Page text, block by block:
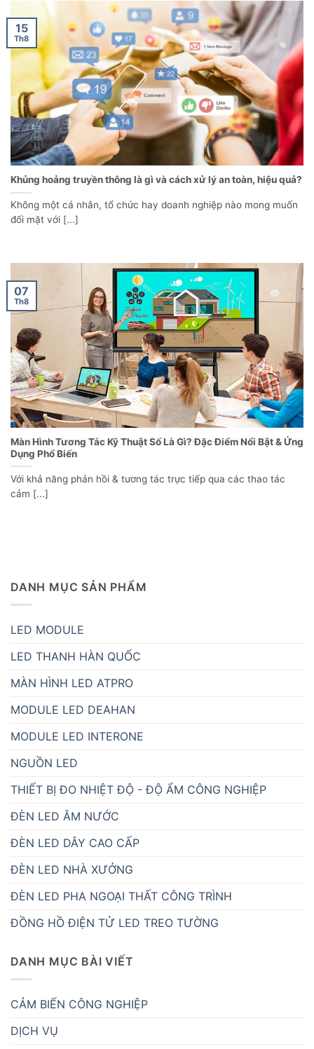
Khủng hoảng truyền thông là gì và cách xử lý an toàn, hiệu quả?
Không một cá nhân, tổ chức hay doanh nghiệp nào mong muốn
đối mặt với [...]
15
Th8
Màn Hình Tương Tác Kỹ Thuật Số Là Gì? Đặc Điểm Nổi Bật & Ứng
Dụng Phổ Biến
Với khả năng phản hồi & tương tác trực tiếp qua các thao tác
cảm [...]
07
Th8
DANH MỤC SẢN PHẨM
LED MODULE
LED THANH HÀN QUỐC
MÀN HÌNH LED ATPRO
MODULE LED DEAHAN
MODULE LED INTERONE
NGUỒN LED
THIẾT BỊ ĐO NHIỆT ĐỘ - ĐỘ ẨM CÔNG NGHIỆP
ĐÈN LED ÂM NƯỚC
ĐÈN LED DÂY CAO CẤP
ĐÈN LED NHÀ XƯỞNG
ĐÈN LED PHA NGOẠI THẤT CÔNG TRÌNH
ĐỒNG HỒ ĐIỆN TỬ LED TREO TƯỜNG
DANH MỤC BÀI VIẾT
CẢM BIẾN CÔNG NGHIỆP
DỊCH VỤ